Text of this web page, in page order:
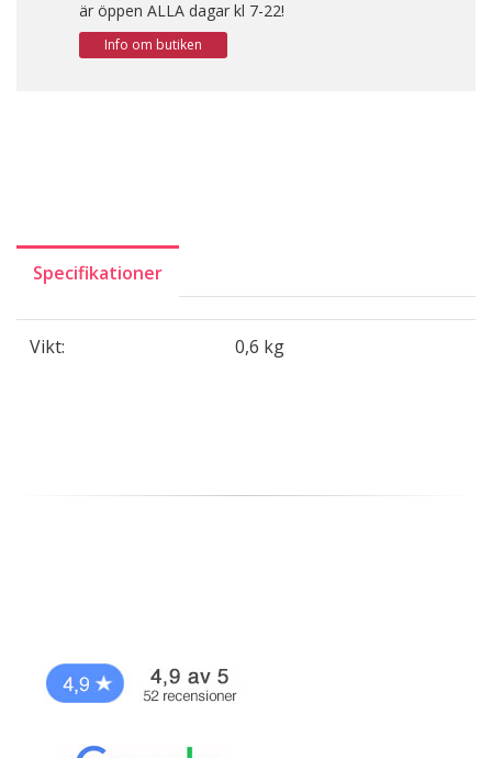
är öppen ALLA dagar kl 7-22!
Info om butiken
Specifikationer
Vikt: 0,6 kg